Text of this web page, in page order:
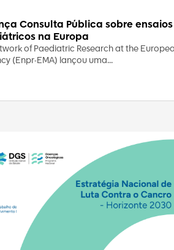
Consulta Pública sobre ensaios
na Europa
of Paediatric Research at the
(Enpr-EMA) lançou uma...